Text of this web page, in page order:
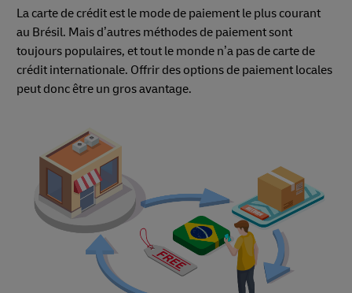
La carte de crédit est le mode de paiement le plus courant
au Brésil. Mais d’autres méthodes de paiement sont
toujours populaires, et tout le monde n’a pas de carte de
crédit internationale. Offrir des options de paiement locales
peut donc être un gros avantage.